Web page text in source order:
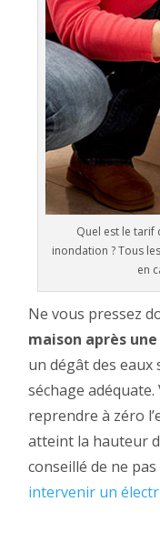
Quel est le tarif
inondation ? Tous
en
Ne vous pressez
maison après
un dégât des eaux
séchage
reprendre à zéro
atteint la hauteur
conseillé de ne
intervenir un